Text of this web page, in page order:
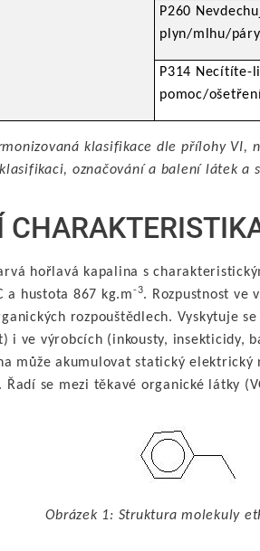
P260
plyn/mlhu/
P314 Necítíte-
pomoc/
klasifikace dle přílohy VI,
označování a balení látek a
hořlavá kapalina s
a hustota 867 kg.m-3. Rozpustnost ve
rozpouštědlech. Vyskytuje
i ve výrobcích (inkousty, insekticidy,
může akumulovat statický
Řadí se mezi těkavé organické látky
Obrázek 1: Struktura molekuly